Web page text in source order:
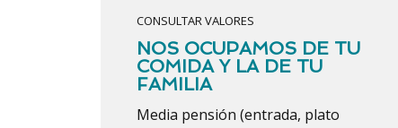
CONSULTAR VALORES
NOS OCUPAMOS DE TU
COMIDA Y LA DE TU
FAMILIA
Media pensión (entrada, plato